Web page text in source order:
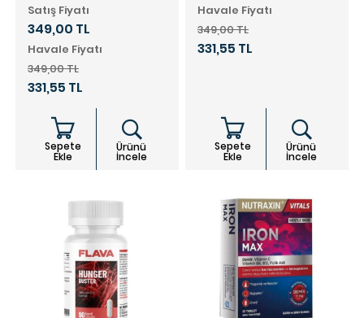
Satış Fiyatı
349,00 TL
Havale Fiyatı
349,00 TL
331,55 TL
Sepete
Ekle
Ürünü
İncele
Havale Fiyatı
349,00 TL
331,55 TL
Sepete
Ekle
Ürünü
İncele